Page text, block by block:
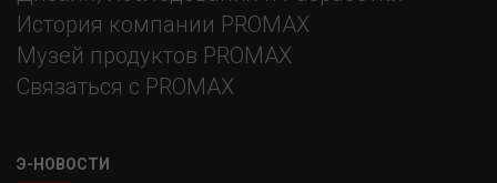
История компании PROMAX
Музей продуктов PROMAX
Связаться с PROMAX
Э-НОВОСТИ